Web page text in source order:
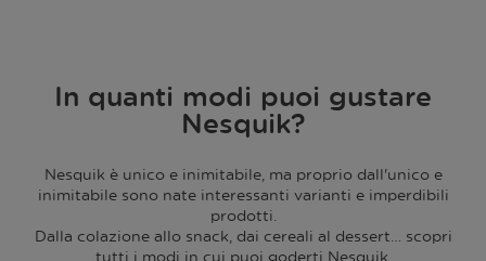
In quanti modi puoi gustare
Nesquik?
Nesquik è unico e inimitabile, ma proprio dall'unico e
inimitabile sono nate interessanti varianti e imperdibili
prodotti.
Dalla colazione allo snack, dai cereali al dessert… scopri
tutti i modi in cui puoi goderti Nesquik.